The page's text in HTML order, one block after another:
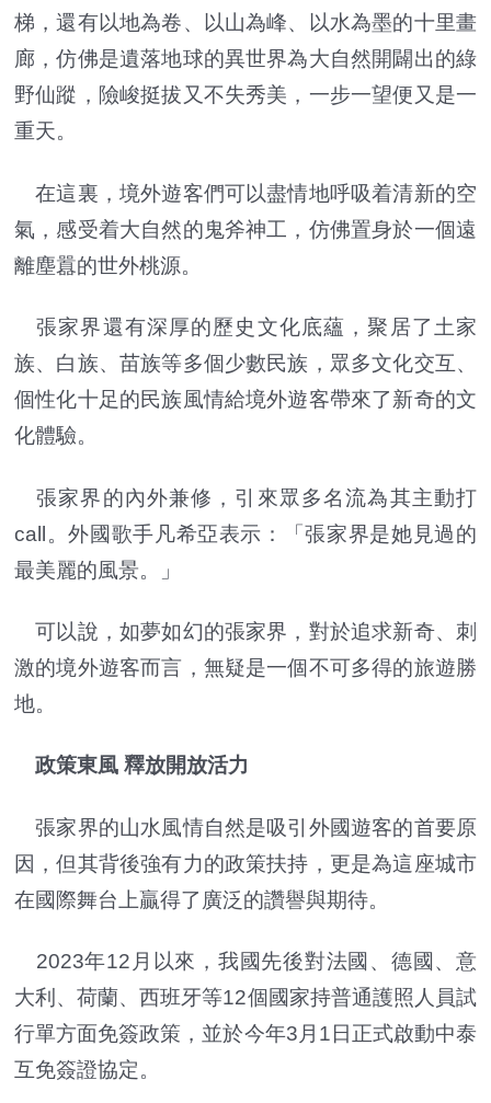
梯，還有以地為卷、以山為峰、以水為墨的十里畫
廊，仿佛是遺落地球的異世界為大自然開闢出的綠
野仙蹤，險峻挺拔又不失秀美，一步一望便又是一
重天。
在這裏，境外遊客們可以盡情地呼吸着清新的空
氣，感受着大自然的鬼斧神工，仿佛置身於一個遠
離塵囂的世外桃源。
張家界還有深厚的歷史文化底蘊，聚居了土家
族、白族、苗族等多個少數民族，眾多文化交互、
個性化十足的民族風情給境外遊客帶來了新奇的文
化體驗。
張家界的內外兼修，引來眾多名流為其主動打
call。外國歌手凡希亞表示：「張家界是她見過的
最美麗的風景。」
可以說，如夢如幻的張家界，對於追求新奇、刺
激的境外遊客而言，無疑是一個不可多得的旅遊勝
地。
政策東風 釋放開放活力
張家界的山水風情自然是吸引外國遊客的首要原
因，但其背後強有力的政策扶持，更是為這座城市
在國際舞台上贏得了廣泛的讚譽與期待。
2023年12月以來，我國先後對法國、德國、意
大利、荷蘭、西班牙等12個國家持普通護照人員試
行單方面免簽政策，並於今年3月1日正式啟動中泰
互免簽證協定。